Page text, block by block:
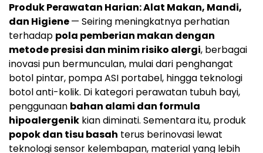
Produk Perawatan Harian: Alat Makan, Mandi,
dan Higiene— Seiring meningkatnya perhatian
terhadap pola pemberian makan dengan
metode presisi dan minim risiko alergi, berbagai
inovasi pun bermunculan, mulai dari penghangat
botol pintar, pompa ASI portabel, hingga teknologi
botol anti-kolik. Di kategori perawatan tubuh bayi,
penggunaan bahan alami dan formula
hipoalergenik kian diminati. Sementara itu, produk
popok dan tisu basah terus berinovasi lewat
teknologi sensor kelembapan, material yang lebih